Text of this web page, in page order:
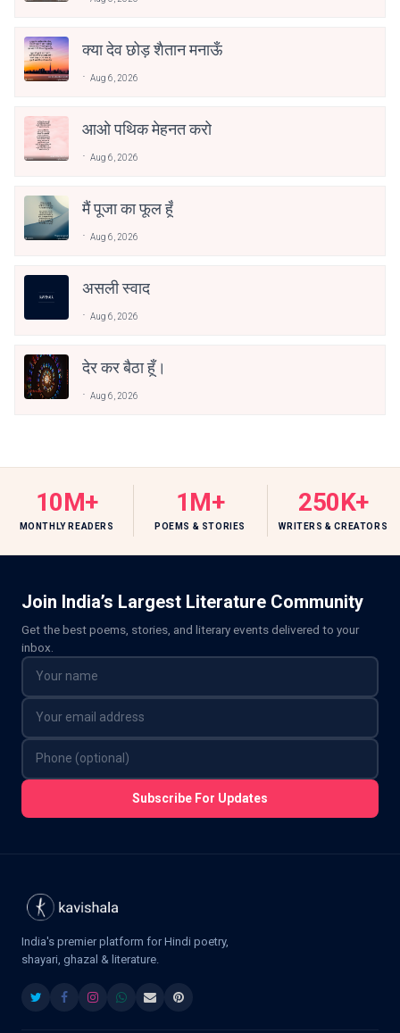
क्या देव छोड़ शैतान मनाऊँ
Aug 6, 2026
आओ पथिक मेहनत करो
Aug 6, 2026
मैं पूजा का फूल हूँ
Aug 6, 2026
असली स्वाद
Aug 6, 2026
देर कर बैठा हूँ।
Aug 6, 2026
10M+
MONTHLY READERS
1M+
POEMS & STORIES
250K+
WRITERS & CREATORS
Join India’s Largest Literature Community
Get the best poems, stories, and literary events delivered to your
inbox.
Subscribe For Updates
India's premier platform for Hindi poetry,
shayari, ghazal & literature.